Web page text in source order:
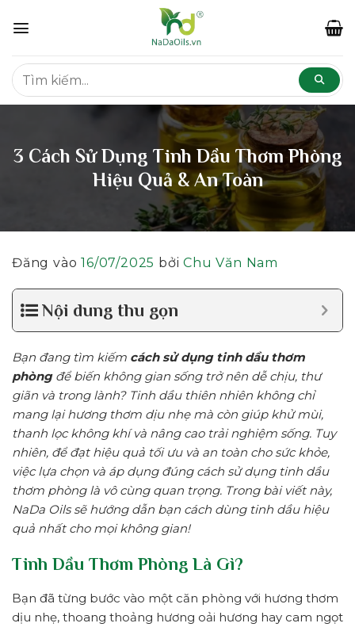
qua
dung
3 Cách Sử Dụng Tinh Dầu Thơm Phòng
Hiệu Quả & An Toàn
Đăng vào16/07/2025 bởiChu Văn Nam
Nội dung thu gọn
Bạn đang tìm kiếm cách sử dụng tinh dầu thơm
phòngđể biến không gian sống trở nên dễ chịu, thư
giãn và trong lành? Tinh dầu thiên nhiên không chỉ
mang lại hương thơm dịu nhẹ mà còn giúp khử mùi,
thanh lọc không khí và nâng cao trải nghiệm sống. Tuy
nhiên, để đạt hiệu quả tối ưu và an toàn cho sức khỏe,
việc lựa chọn và áp dụng đúng cách sử dụng tinh dầu
thơm phòng là vô cùng quan trọng. Trong bài viết này,
NaDa Oils sẽ hướng dẫn bạn cách dùng tinh dầu hiệu
quả nhất cho mọi không gian!
Tinh Dầu Thơm Phòng Là Gì?
Bạn đã từng bước vào một căn phòng với hương thơm
dịu nhẹ, thoang thoảng hương oải hương hay cam ngọt